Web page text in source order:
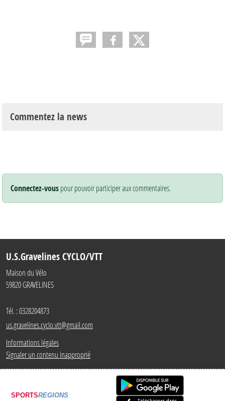
Commentez la news
Connectez-vouspour pouvoir participer aux commentaires.
U.S.Gravelines CYCLO/VTT
Maison du Vélo
59820GRAVELINES
Tél. :0328204873
us.gravelines.cyclo.vtt@gmail.com
Informations légales
Signaler un contenu inapproprié
SPORTSREGIONS